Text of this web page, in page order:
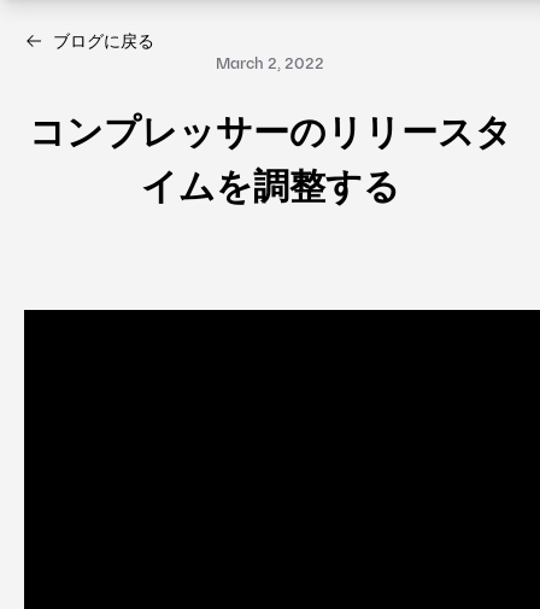
ブログに戻る
March 2, 2022
コンプレッサーのリリースタ
イムを調整する